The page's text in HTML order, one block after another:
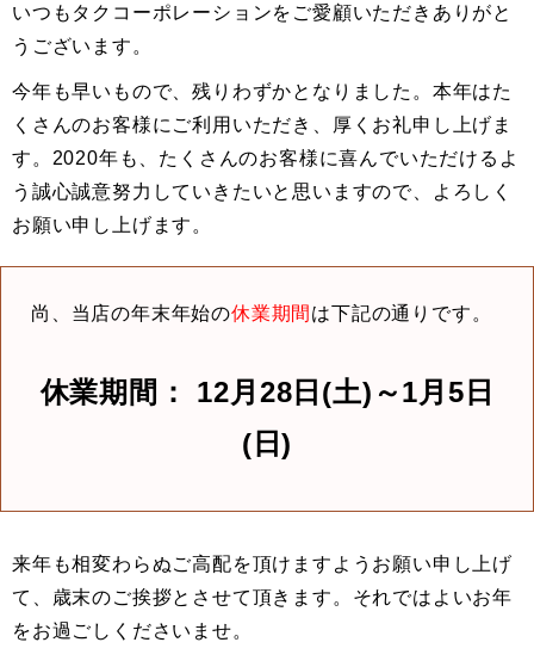
いつもタクコーポレーションをご愛顧いただきありがと
うございます。
今年も早いもので、残りわずかとなりました。本年はた
くさんのお客様にご利用いただき、厚くお礼申し上げま
す。2020年も、たくさんのお客様に喜んでいただけるよ
う誠心誠意努力していきたいと思いますので、よろしく
お願い申し上げます。
尚、当店の年末年始の休業期間 は下記の通りです。
休業期間： 12月28日(土)～1月5日
(日)
来年も相変わらぬご高配を頂けますようお願い申し上げ
て、歳末のご挨拶とさせて頂きます。それではよいお年
をお過ごしくださいませ。